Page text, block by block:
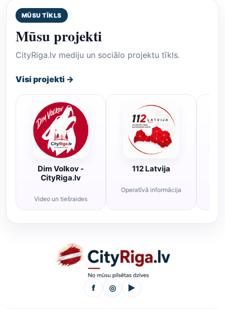
MŪSU TĪKLS
Mūsu projekti
CityRiga.lv mediju un sociālo projektu tīkls.
Visi projekti →
Dim Volkov -
CityRiga.lv
Video un tiešraides
112 Latvija
Operatīvā informācija
f ◎ ▶